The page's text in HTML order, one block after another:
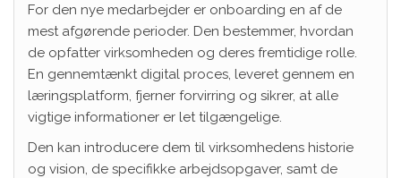
For den nye medarbejder er onboarding en af de
mest afgørende perioder. Den bestemmer, hvordan
de opfatter virksomheden og deres fremtidige rolle.
En gennemtænkt digital proces, leveret gennem en
læringsplatform, fjerner forvirring og sikrer, at alle
vigtige informationer er let tilgængelige.
Den kan introducere dem til virksomhedens historie
og vision, de specifikke arbejdsopgaver, samt de